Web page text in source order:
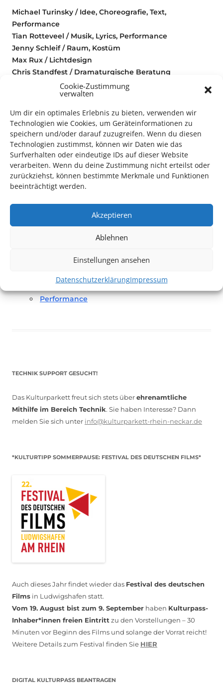
Cookie-Zustimmung
verwalten
Um dir ein optimales Erlebnis zu bieten, verwenden wir
Technologien wie Cookies, um Geräteinformationen zu
speichern und/oder darauf zuzugreifen. Wenn du diesen
Technologien zustimmst, können wir Daten wie das
Surfverhalten oder eindeutige IDs auf dieser Website
verarbeiten. Wenn du deine Zustimmung nicht erteilst oder
zurückziehst, können bestimmte Merkmale und Funktionen
beeinträchtigt werden.
Akzeptieren
Ablehnen
Einstellungen ansehen
DatenschutzerklärungImpressum
Michael Turinsky / Idee, Choreografie, Text,
Performance
Tian Rotteveel / Musik, Lyrics, Performance
Jenny Schleif / Raum, Kostüm
Max Rux / Lichtdesign
Chris Standfest / Dramaturgische Beratung
Liv Schellander / Künstlerische Mitarbeit
Anna Gräsel / Produktionsleitung
Eine Koproduktion von Michael Turinsky – Verein für
philosophische Praxis, Tanzquartier Wien und
Theater RAMPE Stuttgart.
Mit Unterstützung der Kulturabteilung der Stadt
Wien und des Bundesministeriums für Kunst, Kultur,
öffentlichen Dienst und Sport.
Mit dem Kulturpass erhalten Sie freien Eintritt.
Reservierung über das Buchungstool vom
Performance
TECHNIK SUPPORT GESUCHT!
Das Kulturparkett freut sich stets überehrenamtliche
Mithilfe im Bereich Technik. Sie haben Interesse? Dann
melden Sie sich unter info@kulturparkett-rhein-neckar.de
*KULTURTIPP SOMMERPAUSE: FESTIVAL DES DEUTSCHEN FILMS*
Auch dieses Jahr findet wieder das Festival des deutschen
Films in Ludwigshafen statt.
Vom 19. August bist zum 9. September haben Kulturpass-
Inhaber*innen freien Eintritt zu den Vorstellungen – 30
Minuten vor Beginn des Films und solange der Vorrat reicht!
Weitere Details zum Festival finden Sie HIER
DIGITAL KULTURPASS BEANTRAGEN